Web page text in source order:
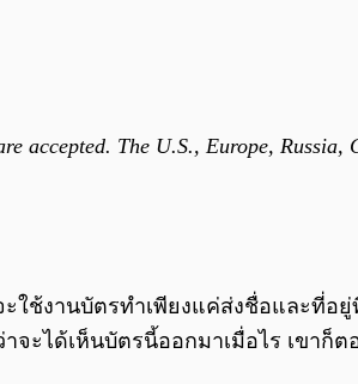
accepted. The U.S., Europe,
ใช้งานบัตรทำเพียงแค่ส่งชื่อและที่
ได้เห็นบัตรนี้ออกมาเมื่อไร เขาก็ตอ